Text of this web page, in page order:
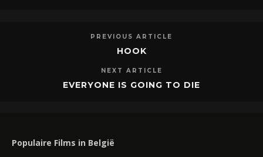
PREVIOUS ARTICLE
HOOK
NEXT ARTICLE
EVERYONE IS GOING TO DIE
Populaire Films in België